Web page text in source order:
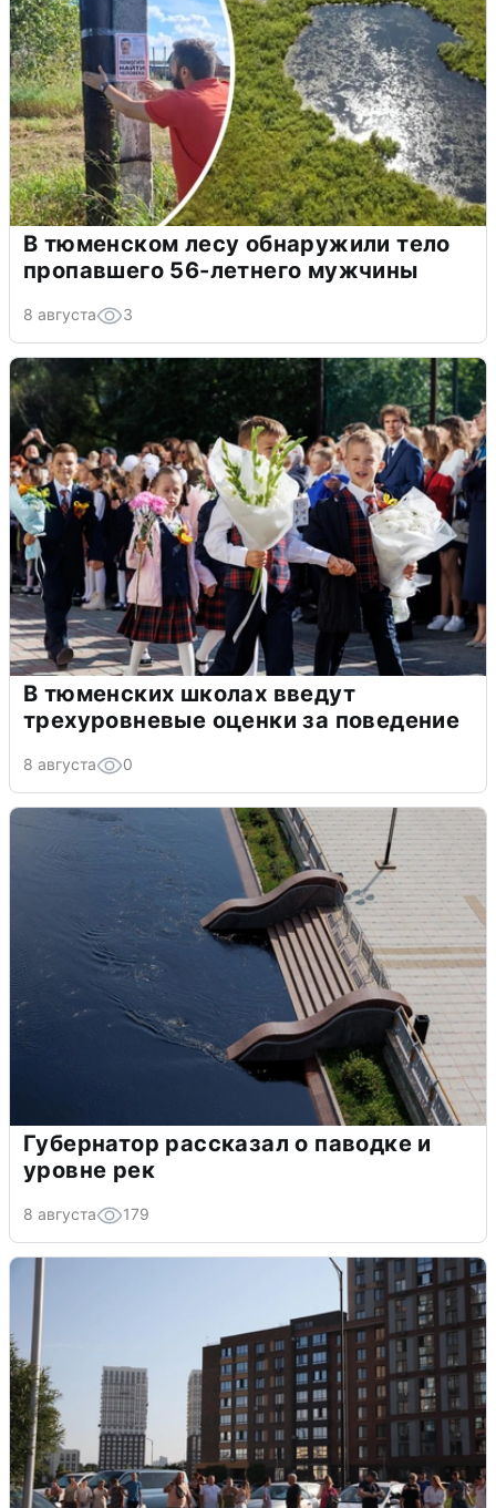
В тюменском лесу обнаружили тело
пропавшего 56-летнего мужчины
8 августа 3
В тюменских школах введут
трехуровневые оценки за поведение
8 августа 0
Губернатор рассказал о паводке и
уровне рек
8 августа 179